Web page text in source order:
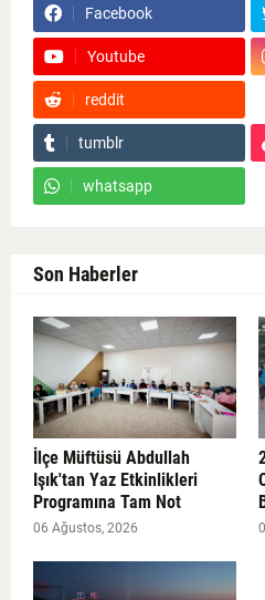
Facebook
Youtube
reddit
tumblr
whatsapp
Son Haberler
İlçe Müftüsü Abdullah
Işık'tan Yaz Etkinlikleri
Programına Tam Not
06 Ağustos, 2026